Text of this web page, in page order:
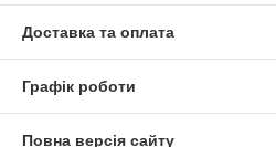
Доставка та оплата
Графік роботи
Повна версія сайту